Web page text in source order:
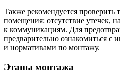
Также рекомендуется проверить
помещения: отсутствие утечек,
к коммуникациям. Для
предварительно ознакомиться с
и нормативами по монтажу.
Этапы монтажа